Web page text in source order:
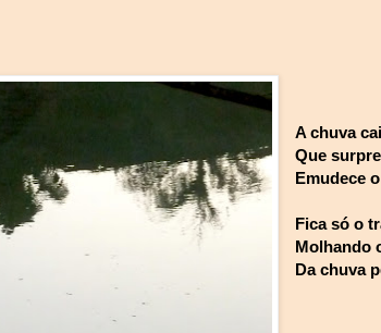
A chuva
Que
Emudece
Fica só o
Molhando
Da chuva